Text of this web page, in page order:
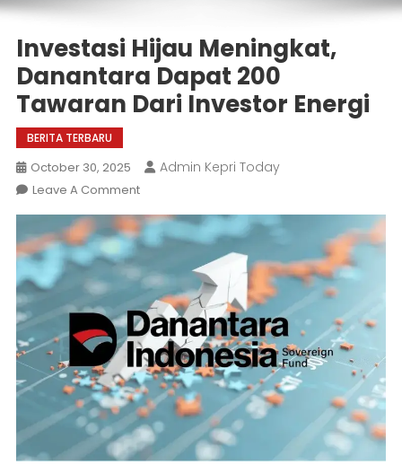
Investasi Hijau Meningkat,
Danantara Dapat 200
Tawaran Dari Investor Energi
BERITA TERBARU
October 30, 2025 Admin Kepri Today
Leave A CommentOn
Hijau
Meningkat,
Danantara
Dapat
200
Tawaran
Dari
Investor
Energi